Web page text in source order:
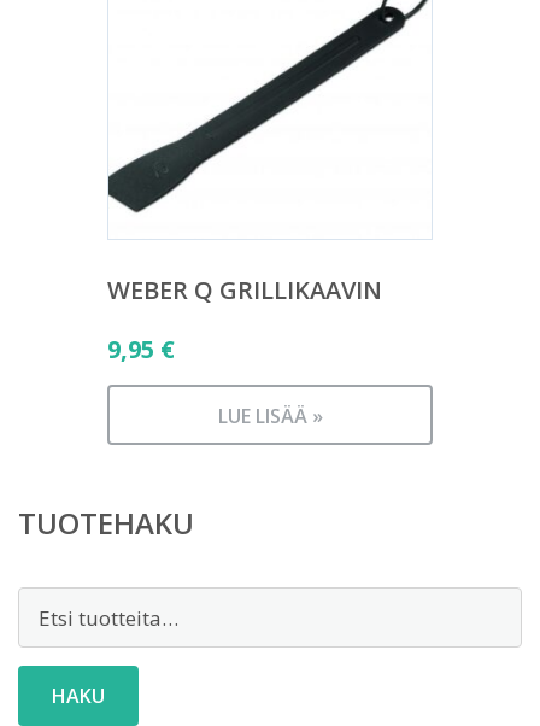
WEBER Q GRILLIKAAVIN
9,95 €
LUE LISÄÄ »
TUOTEHAKU
HAKU